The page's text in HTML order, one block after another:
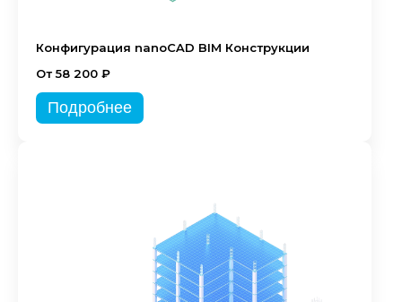
Конфигурация nanoCAD BIM Конструкции
От 58 200 ₽
Подробнее